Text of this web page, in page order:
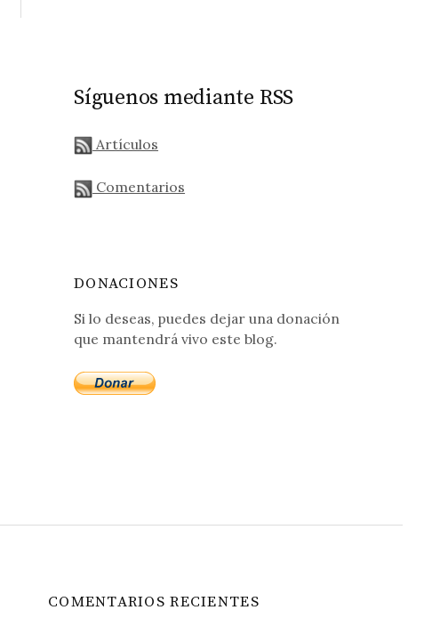
Síguenos mediante RSS
Artículos
Comentarios
DONACIONES
Si lo deseas, puedes dejar una donación
que mantendrá vivo este blog.
COMENTARIOS RECIENTES